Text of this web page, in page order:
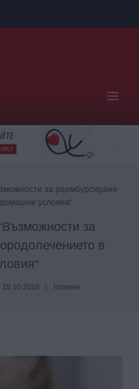
за реимбурсиране
условия“
за
в
15.10.2018 Новини